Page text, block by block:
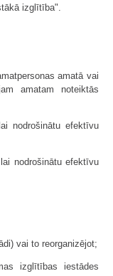
izglītība".
amatā vai
amatam noteiktās
nodrošinātu efektīvu
nodrošinātu efektīvu
vai to reorganizējot;
izglītības iestādes